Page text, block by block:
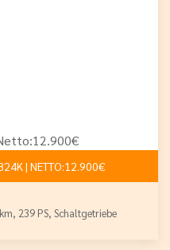
| NETTO:12.900€
239 PS, Schaltgetriebe